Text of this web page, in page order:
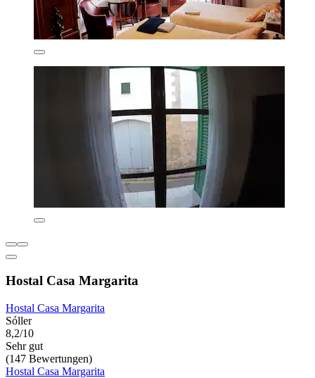
Hostal Casa Margarita
Hostal Casa Margarita
Sóller
8,2/10
Sehr gut
(147 Bewertungen)
Hostal Casa Margarita